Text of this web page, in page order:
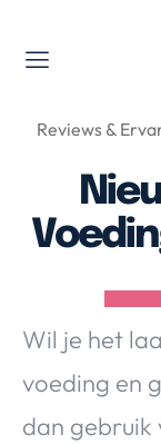
Valerie's
Reviews &
Wil je het
voeding en
dan gebruik